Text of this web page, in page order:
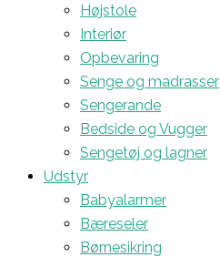
Højstole
Interiør
Opbevaring
Senge og madrasser
Sengerande
Bedside og Vugger
Sengetøj og lagner
Udstyr
Babyalarmer
Bæreseler
Børnesikring